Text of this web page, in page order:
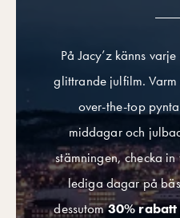
På Jacy’z känns
glittrande julfilm.
over-the-top
middagar och
stämningen, checka
lediga dagar på
dessutom30% rabatt